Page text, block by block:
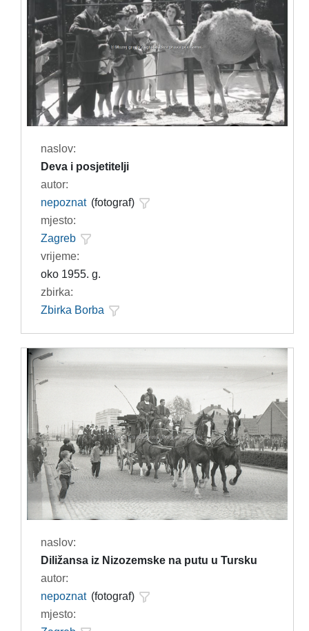
naslov:
Deva i posjetitelji
autor:
nepoznat (fotograf)
mjesto:
Zagreb
vrijeme:
oko 1955. g.
zbirka:
Zbirka Borba
naslov:
Diližansa iz Nizozemske na putu u Tursku
autor:
nepoznat (fotograf)
mjesto: